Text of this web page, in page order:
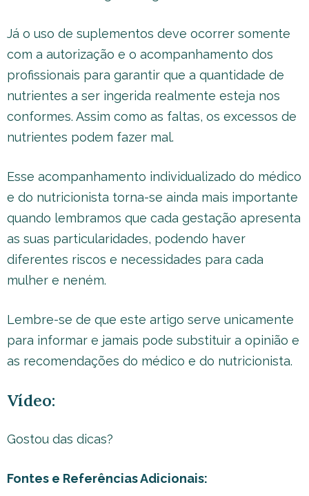
Já o uso de suplementos deve ocorrer somente
com a autorização e o acompanhamento dos
profissionais para garantir que a quantidade de
nutrientes a ser ingerida realmente esteja nos
conformes. Assim como as faltas, os excessos de
nutrientes podem fazer mal.
Esse acompanhamento individualizado do médico
e do nutricionista torna-se ainda mais importante
quando lembramos que cada gestação apresenta
as suas particularidades, podendo haver
diferentes riscos e necessidades para cada
mulher e neném.
Lembre-se de que este artigo serve unicamente
para informar e jamais pode substituir a opinião e
as recomendações do médico e do nutricionista.
Vídeo:
Gostou das dicas?
Fontes e Referências Adicionais: